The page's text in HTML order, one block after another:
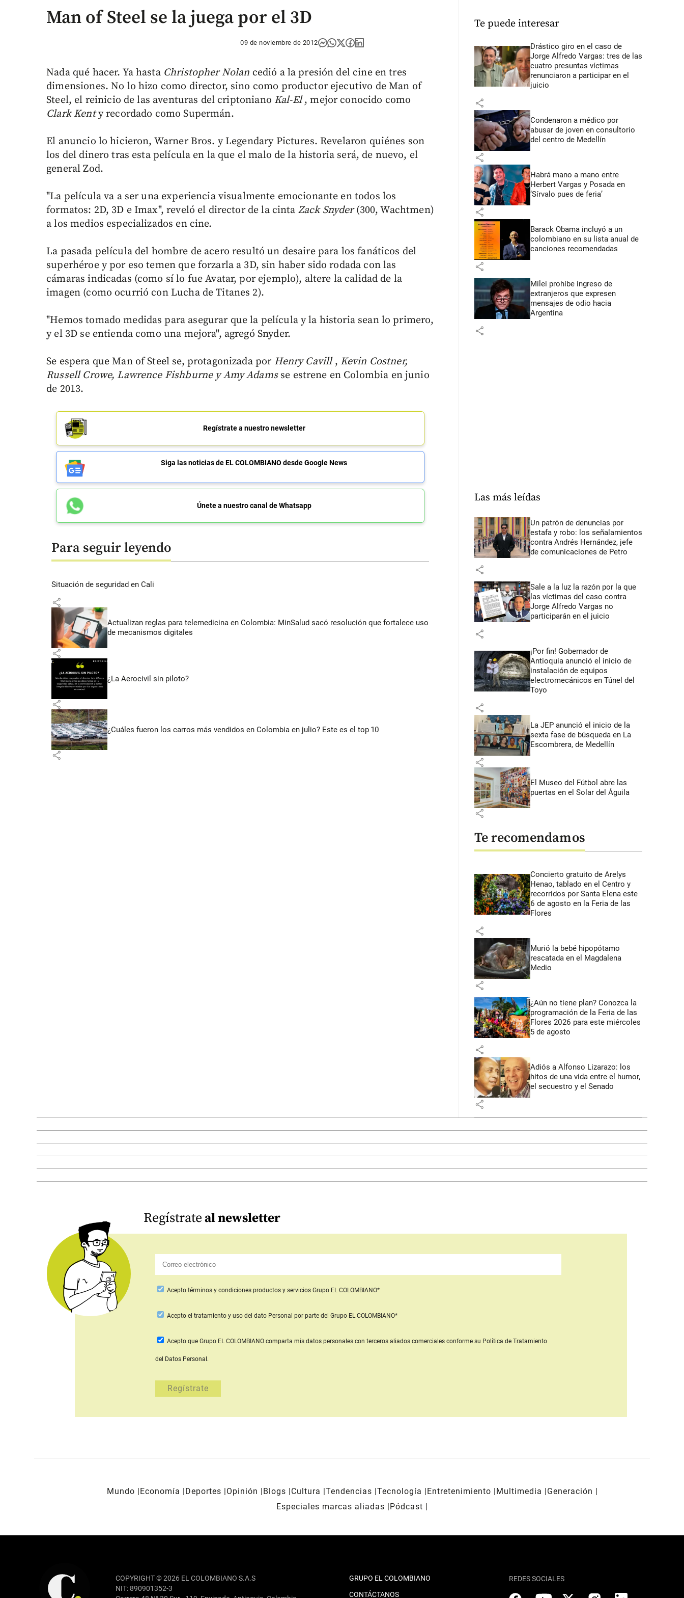
Man of Steel se la juega por el 3D
09 de noviembre de 2012
Nada qué hacer. Ya hasta Christopher Nolan cedió a la presión del cine en tres
dimensiones. No lo hizo como director, sino como productor ejecutivo de Man of
Steel, el reinicio de las aventuras del criptoniano Kal-El, mejor conocido como
Clark Kenty recordado como Supermán.
El anuncio lo hicieron, Warner Bros. y Legendary Pictures. Revelaron quiénes son
los del dinero tras esta película en la que el malo de la historia será, de nuevo, el
general Zod.
"La película va a ser una experiencia visualmente emocionante en todos los
formatos: 2D, 3D e Imax", reveló el director de la cinta Zack Snyder(300, Wachtmen)
a los medios especializados en cine.
La pasada película del hombre de acero resultó un desaire para los fanáticos del
superhéroe y por eso temen que forzarla a 3D, sin haber sido rodada con las
cámaras indicadas (como sí lo fue Avatar, por ejemplo), altere la calidad de la
imagen (como ocurrió con Lucha de Titanes 2).
"Hemos tomado medidas para asegurar que la película y la historia sean lo primero,
y el 3D se entienda como una mejora", agregó Snyder.
Se espera que Man of Steel se, protagonizada por Henry Cavill, Kevin Costner,
Russell Crowe, Lawrence Fishburne y Amy Adams se estrene en Colombia en junio
de 2013.
Regístrate a nuestro newsletter
Siga las noticias de EL COLOMBIANO desde Google News
Únete a nuestro canal de Whatsapp
Para seguir leyendo
Situación de seguridad en Cali
share
Actualizan reglas para telemedicina en Colombia: MinSalud sacó resolución que fortalece uso
de mecanismos digitales
share
¿La Aerocivil sin piloto?
share
¿Cuáles fueron los carros más vendidos en Colombia en julio? Este es el top 10
share
Te puede interesar
Drástico giro en el caso de
Jorge Alfredo Vargas: tres de las
cuatro presuntas víctimas
renunciaron a participar en el
juicio
share
Condenaron a médico por
abusar de joven en consultorio
del centro de Medellín
share
Habrá mano a mano entre
Herbert Vargas y Posada en
‘Sírvalo pues de feria’
share
Barack Obama incluyó a un
colombiano en su lista anual de
canciones recomendadas
share
Milei prohíbe ingreso de
extranjeros que expresen
mensajes de odio hacia
Argentina
share
Las más leídas
Un patrón de denuncias por
estafa y robo: los señalamientos
contra Andrés Hernández, jefe
de comunicaciones de Petro
share
Sale a la luz la razón por la que
las víctimas del caso contra
Jorge Alfredo Vargas no
participarán en el juicio
share
¡Por fin! Gobernador de
Antioquia anunció el inicio de
instalación de equipos
electromecánicos en Túnel del
Toyo
share
La JEP anunció el inicio de la
sexta fase de búsqueda en La
Escombrera, de Medellín
share
El Museo del Fútbol abre las
puertas en el Solar del Águila
share
Te recomendamos
Concierto gratuito de Arelys
Henao, tablado en el Centro y
recorridos por Santa Elena este
6 de agosto en la Feria de las
Flores
share
Murió la bebé hipopótamo
rescatada en el Magdalena
Medio
share
¿Aún no tiene plan? Conozca la
programación de la Feria de las
Flores 2026 para este miércoles
5 de agosto
share
Adiós a Alfonso Lizarazo: los
hitos de una vida entre el humor,
el secuestro y el Senado
share
Regístrateal newsletter
Acepto términos y condiciones productos y servicios Grupo EL COLOMBIANO*
Aceptoel tratamiento y uso del dato Personal por parte del Grupo EL COLOMBIANO*
Acepto que Grupo EL COLOMBIANO comparta mis datos personales con terceros aliados comercialesconforme su Política de Tratamiento
del Datos Personal.
Mundo Economía Deportes Opinión Blogs Cultura Tendencias Tecnología Entretenimiento Multimedia
Generación
Especiales marcas aliadas
Pódcast
COPYRIGHT © 2026 EL COLOMBIANO S.A.S
NIT: 890901352-3
GRUPO EL COLOMBIANO
CONTÁCTANOS
REDES SOCIALES